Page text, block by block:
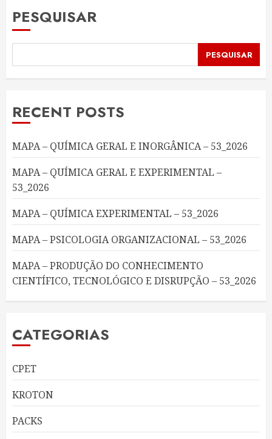
PESQUISAR
PESQUISAR
RECENT POSTS
MAPA – QUÍMICA GERAL E INORGÂNICA – 53_2026
MAPA – QUÍMICA GERAL E EXPERIMENTAL –
53_2026
MAPA – QUÍMICA EXPERIMENTAL – 53_2026
MAPA – PSICOLOGIA ORGANIZACIONAL – 53_2026
MAPA – PRODUÇÃO DO CONHECIMENTO
CIENTÍFICO, TECNOLÓGICO E DISRUPÇÃO – 53_2026
CATEGORIAS
CPET
KROTON
PACKS